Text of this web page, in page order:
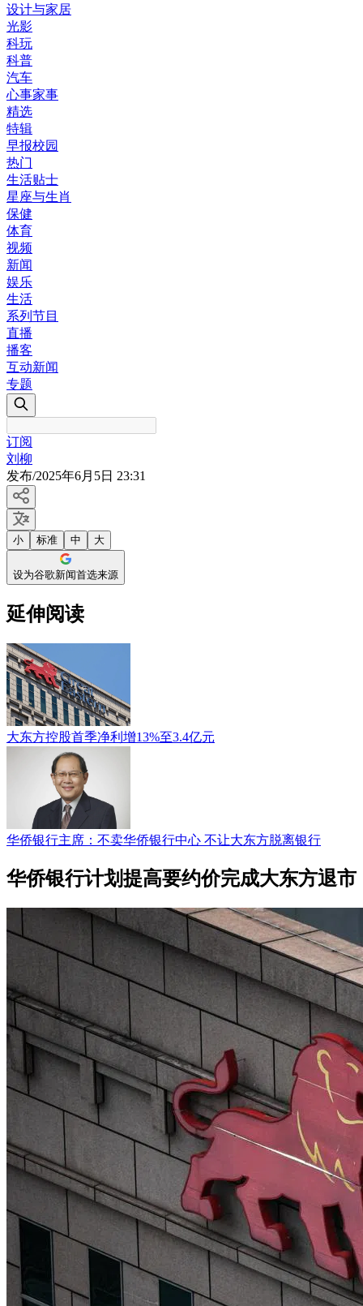
设计与家居
光影
科玩
科普
汽车
心事家事
精选
特辑
早报校园
热门
生活贴士
星座与生肖
保健
体育
视频
新闻
娱乐
生活
系列节目
直播
播客
互动新闻
专题
订阅
刘柳
发布/2025年6月5日 23:31
小 标准 中 大
设为谷歌新闻首选来源
延伸阅读
大东方控股首季净利增13%至3.4亿元
华侨银行主席：不卖华侨银行中心 不让大东方脱离银行
华侨银行计划提高要约价完成大东方退市